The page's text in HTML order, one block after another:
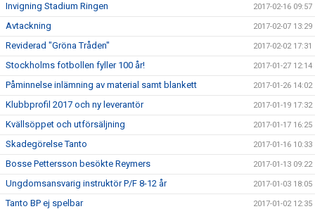
Invigning Stadium Ringen 2017-02-16 09:57
Avtackning 2017-02-07 13:29
Reviderad "Gröna Tråden" 2017-02-02 17:31
Stockholms fotbollen fyller 100 år! 2017-01-27 12:14
Påminnelse inlämning av material samt blankett 2017-01-26 14:02
Klubbprofil 2017 och ny leverantör 2017-01-19 17:32
Kvällsöppet och utförsäljning 2017-01-17 16:25
Skadegörelse Tanto 2017-01-16 10:33
Bosse Pettersson besökte Reymers 2017-01-13 09:22
Ungdomsansvarig instruktör P/F 8-12 år 2017-01-03 18:05
Tanto BP ej spelbar 2017-01-02 12:35